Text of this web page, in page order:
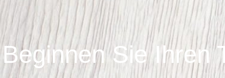
Beginnen Sie Ihren